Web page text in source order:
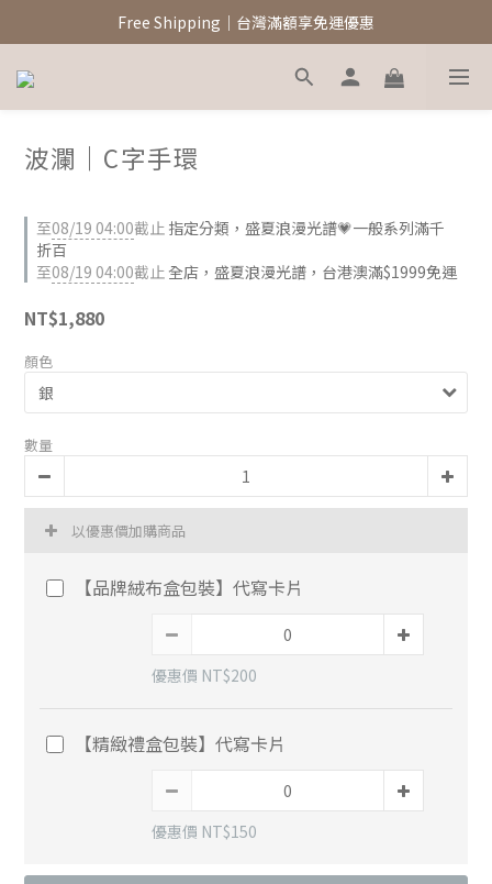
新註冊會員領$100元購物金
Free Shipping｜台灣滿額享免運優惠
新註冊會員領$100元購物金
波瀾｜C字手環
至08/19 04:00截止 指定分類，盛夏浪漫光譜💗一般系列滿千
折百
至08/19 04:00截止 全店，盛夏浪漫光譜，台港澳滿$1999免運
NT$1,880
顏色
數量
以優惠價加購商品
【品牌絨布盒包裝】代寫卡片
優惠價 NT$200
【精緻禮盒包裝】代寫卡片
優惠價 NT$150